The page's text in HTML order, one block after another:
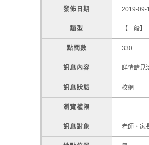
發佈日期 2019-
類型 【一般】
點閱數 330
訊息內容 詳情請見
訊息狀態 校網
瀏覽權限
訊息對象 老師、家